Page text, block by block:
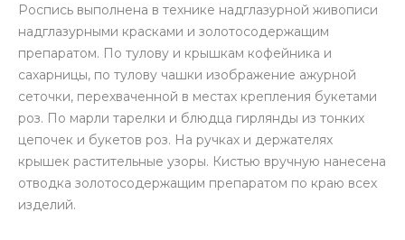
Роспись выполнена в технике надглазурной живописи
надглазурными красками и золотосодержащим
препаратом. По тулову и крышкам кофейника и
сахарницы, по тулову чашки изображение ажурной
сеточки, перехваченной в местах крепления букетами
роз. По марли тарелки и блюдца гирлянды из тонких
цепочек и букетов роз. На ручках и держателях
крышек растительные узоры. Кистью вручную нанесена
отводка золотосодержащим препаратом по краю всех
изделий.